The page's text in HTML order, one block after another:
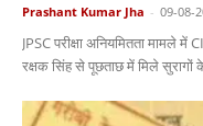
Prashant Kumar Jha - 09-08-
JPSC परीक्षा अनियमितता मामले
रक्षक सिंह से पूछताछ में मिले